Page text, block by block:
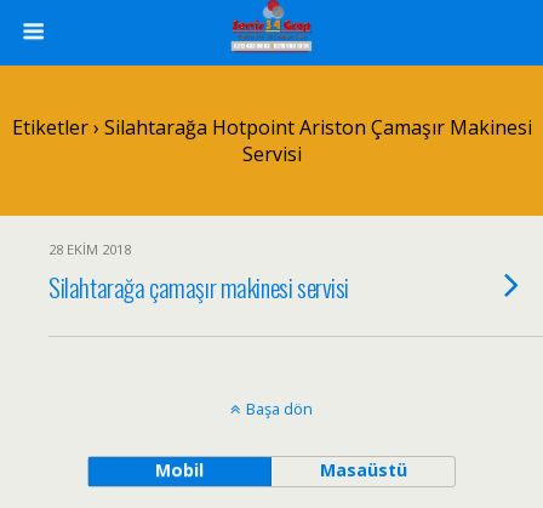
Etiketler › Silahtarağa Hotpoint Ariston Çamaşır Makinesi
Servisi
28 EKIM 2018
Silahtarağa çamaşır makinesi servisi
Başa dön
Mobil Masaüstü